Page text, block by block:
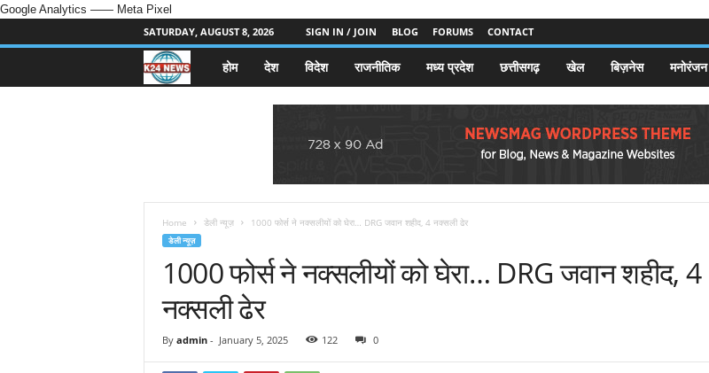
Google Analytics —— Meta Pixel
SATURDAY, AUGUST 8, 2026
SIGN IN / JOIN BLOG FORUMS CONTACT
e
w
s
.
होम देश विदेश राजनीतिक मध्य प्रदेश छत्तीसगढ़ खेल बिज़नेस मनोरंजन
Home डेली न्यूज़ 1000 फोर्स ने नक्सलीयों को घेरा… DRG जवान शहीद, 4 नक्सली ढेर
डेली न्यूज़
1000 फोर्स ने नक्सलीयों को घेरा… DRG जवान शहीद, 4
नक्सली ढेर
By admin- January 5, 2025 122 0